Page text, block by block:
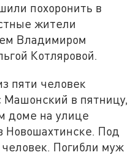
похоронить в
жители
Владимиром
Котляровой.
пяти человек
Машонский в пятницу,
доме на улице
Новошахтинске. Под
Погибли муж